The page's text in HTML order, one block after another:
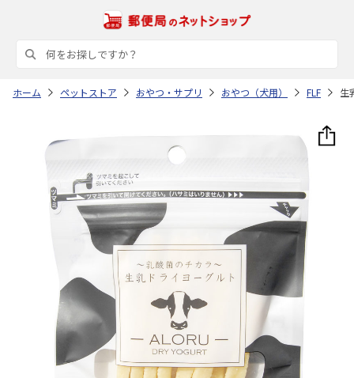
ホーム ペットストア おやつ・サプリ おやつ（犬用） FLF 生